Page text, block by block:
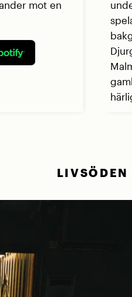
mot en
LIVSÖDEN